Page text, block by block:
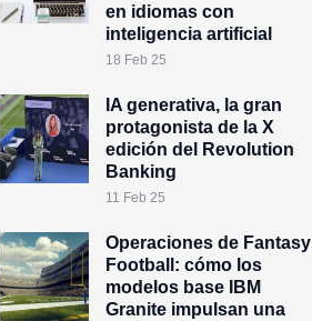
en idiomas con
inteligencia artificial
18 Feb 25
IA generativa, la gran
protagonista de la X
edición del Revolution
Banking
11 Feb 25
Operaciones de Fantasy
Football: cómo los
modelos base IBM
Granite impulsan una